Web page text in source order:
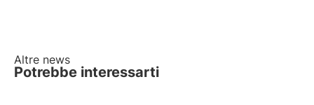
Altre news
Potrebbe interessarti